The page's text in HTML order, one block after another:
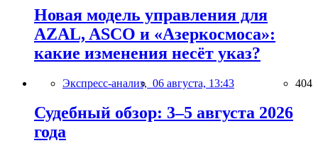
Новая модель управления для
AZAL, ASCO и «Азеркосмоса»:
какие изменения несёт указ?
Экспресс-анализ, 06 августа, 13:43 404
Судебный обзор: 3–5 августа 2026
года